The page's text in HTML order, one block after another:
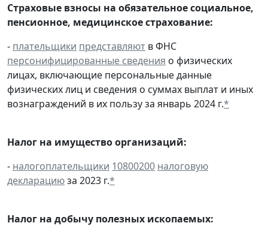
Страховые взносы на обязательное социальное,
пенсионное, медицинское страхование:
- плательщики представляют в ФНС
персонифицированные сведения о физических
лицах, включающие персональные данные
физических лиц и сведения о суммах выплат и иных
вознаграждений в их пользу за январь 2024 г.*
Налог на имущество организаций:
- налогоплательщики 10800200 налоговую
декларациюза 2023 г.*
Налог на добычу полезных ископаемых: